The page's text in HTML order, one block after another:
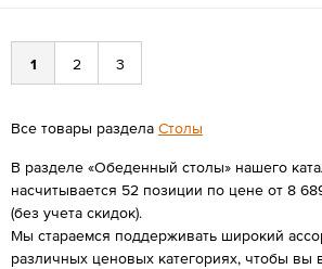
1 2 3
Все товары раздела Столы
В разделе «Обеденный столы» нашего
насчитывается 52 позиции по цене от 8
(без учета скидок).
Мы стараемся поддерживать широкий
различных ценовых категориях, чтобы вы